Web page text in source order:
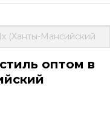
(Ханты-Мансийский
оптом в